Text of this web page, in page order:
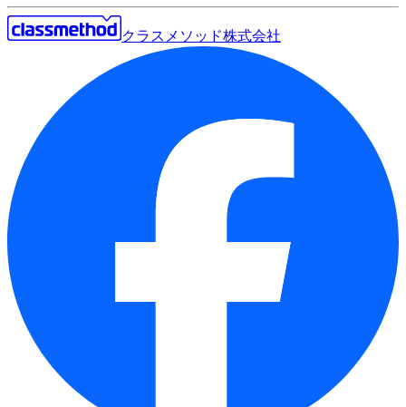
クラスメソッド株式会社